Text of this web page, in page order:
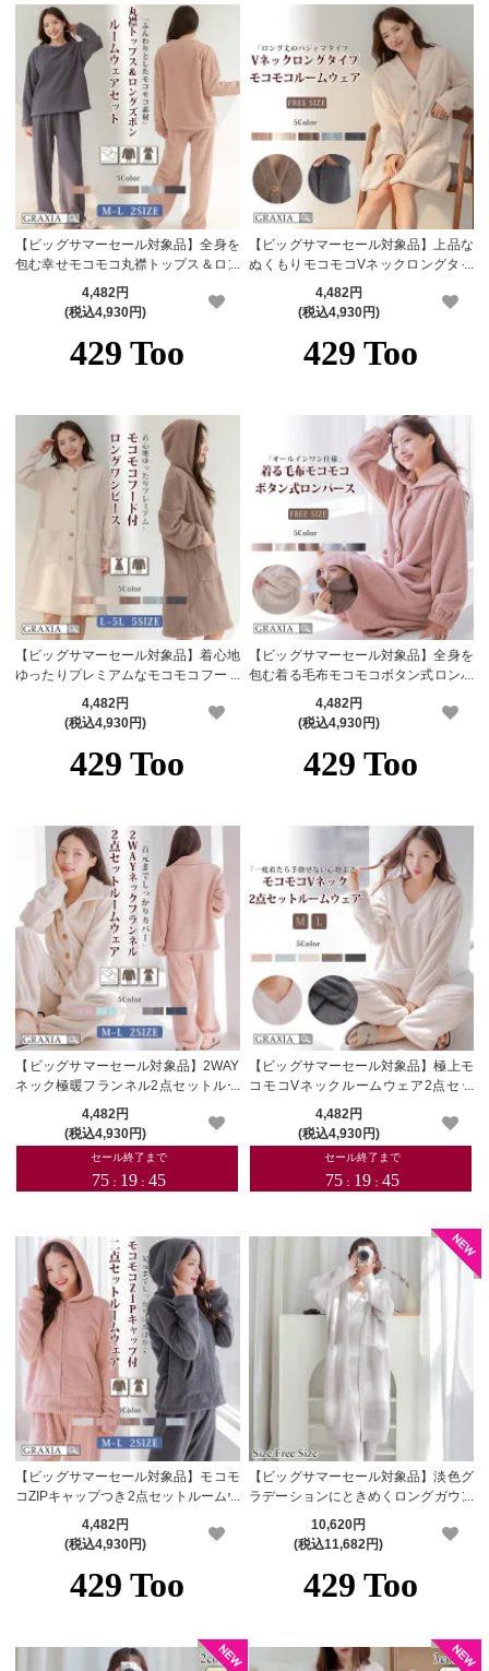
【ビッグサマーセール対象品】全身を
包む幸せモコモコ丸襟トップス＆ロン
グズボンセットルームウェア(ROOM
WEAR)【メーカーお取り寄せ品】
4,482円
(税込4,930円)
【ビッグサマーセール対象品】上品な
ぬくもりモコモコVネックロングタイ
プルームウェア(ROOMWEAR)【メー
カーお取り寄せ品】
4,482円
(税込4,930円)
【ビッグサマーセール対象品】着心地
ゆったりプレミアムなモコモコフード
付きロングワンピース(ROOMWEAR)
【メーカーお取り寄せ品】
4,482円
(税込4,930円)
【ビッグサマーセール対象品】全身を
包む着る毛布モコモコボタン式ロンパ
ース(ROOMWEAR)【メーカーお取り
寄せ品】
4,482円
(税込4,930円)
【ビッグサマーセール対象品】2WAY
ネック極暖フランネル2点セットルー
ムウェア(ROOMWEAR)【メーカーお
取り寄せ品】
4,482円
(税込4,930円)
【ビッグサマーセール対象品】極上モ
コモコVネックルームウェア2点セッ
トルームウェア(ROOMWEAR)【メー
カーお取り寄せ品】
4,482円
(税込4,930円)
【ビッグサマーセール対象品】モコモ
コZIPキャップつき2点セットルームウ
ェア(ROOMWEAR)【メーカーお取り
寄せ品】
4,482円
(税込4,930円)
【ビッグサマーセール対象品】淡色グ
ラデーションにときめくロングガウン
のふわもこ3点ルームウェア(ROOMW
10,620円
(税込11,682円)